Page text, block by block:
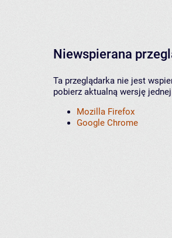
Niewspierana
Ta przeglądarka nie jest
pobierz aktualną wersję
Mozilla Firefox
Google Chrome